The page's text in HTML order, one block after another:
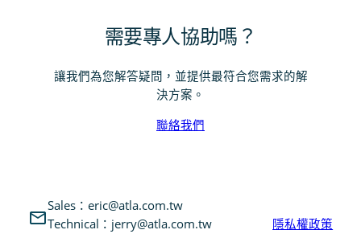
需要專人協助嗎？
讓我們為您解答疑問，並提供最符合您需求的解
決方案。
聯絡我們
Sales：eric@atla.com.tw
Technical：jerry@atla.com.tw
隱私權政策